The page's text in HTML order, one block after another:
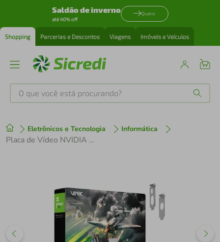
Saldão de inverno
até 40% off
Quero
Shopping Parcerias e Descontos Viagens Imóveis e Veículos
O que você está procurando?
Eletrônicos e Tecnologia Informática
Placa de Vídeo NVIDIA G 210 1GB DDR3 Low Profile VINIK
1º tenis
perfume
air fryer